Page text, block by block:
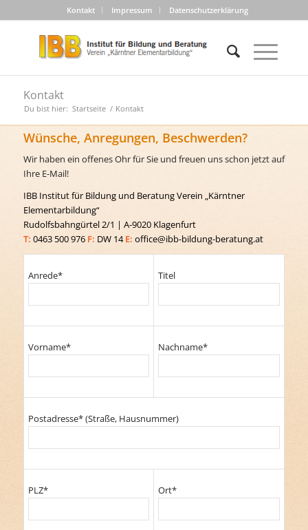
Kontakt Impressum Datenschutzerklärung
Kontakt
Du bist hier: Startseite / Kontakt
Wünsche, Anregungen, Beschwerden?
Wir haben ein offenes Ohr für Sie und freuen uns schon jetzt auf
Ihre E-Mail!
IBB Institut für Bildung und Beratung Verein „Kärntner
Elementarbildung“
Rudolfsbahngürtel 2/1 | A-9020 Klagenfurt
T: 0463 500 976 F: DW 14E: office@ibb-bildung-beratung.at
Anrede* Titel
Vorname* Nachname*
Postadresse* (Straße, Hausnummer)
PLZ* Ort*